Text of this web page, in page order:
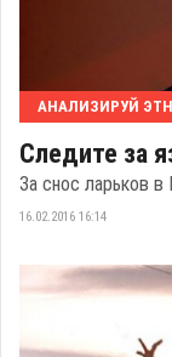
АНАЛИЗИРУЙ
Следите за
За снос ларьков
16.02.2016 16:14